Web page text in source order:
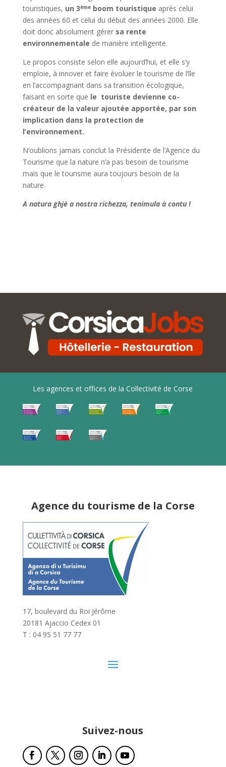
touristiques, un 3èmeboom touristique après celui
des années 60 et celui du début des années 2000. Elle
doit donc absolument gérer sa rente
environnementale de manière intelligente.
Le propos consiste selon elle aujourd’hui, et elle s’y
emploie, à innover et faire évoluer le tourisme de l’île
en l’accompagnant dans sa transition écologique,
faisant en sorte que le touriste devienne co-
créateur de la valeur ajoutée apportée, par son
implication dans la protection de
l’environnement.
N’oublions jamais conclut la Présidente de l’Agence du
Tourisme que la nature n’a pas besoin de tourisme
mais que le tourisme aura toujours besoin de la
nature.
A natura ghjè a nostra richezza, tenimula à contu !
Les agences et offices de la Collectivité de Corse
Agence du tourisme de la Corse
17, boulevard du Roi Jérôme
20181 Ajaccio Cedex 01
T : 04 95 51 77 77
Suivez-nous